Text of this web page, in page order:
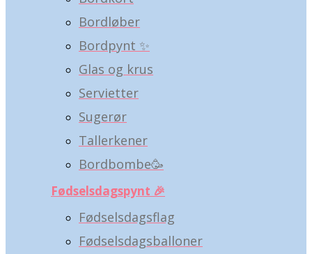
Bordløber
Bordpynt ✨
Glas og krus
Servietter
Sugerør
Tallerkener
Bordbombe🥳
Fødselsdagspynt 🎉
Fødselsdagsflag
Fødselsdagsballoner